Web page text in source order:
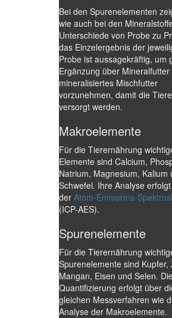
Bei den Spurenelementen
wie auch bei den
Unterschiede von Probe zu
das Einzelergebnis der
Probe ist aussagekräftig, um
Ergänzung über
mineralisiertes Mischfutter
vorzunehmen, damit die
versorgt werden.
Makroelemente
Für die Tierernährung
Elemente sind Calcium,
Natrium, Magnesium, Kalium
Schwefel. Ihre Analyse
der Atom-Emissions-
(ICP-AES).
Spurenelemente
Für die Tierernährung
Spurenelemente sind Kupfer,
Mangan, Eisen und Selen.
Quantifizierung erfolgt über
gleichen Messverfahren wie
Analyse der Makroelemente.